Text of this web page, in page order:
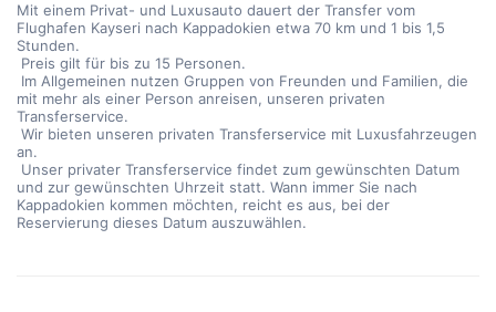
Mit einem Privat- und Luxusauto dauert der Transfer vom
Flughafen Kayseri nach Kappadokien etwa 70 km und 1 bis 1,5
Stunden.
Preis gilt für bis zu 15 Personen.
mit mehr als einer Person anreisen, unseren privaten
Transferservice.
an.
und zur gewünschten Uhrzeit statt. Wann immer Sie nach
Kappadokien kommen möchten, reicht es aus, bei der
Reservierung dieses Datum auszuwählen.